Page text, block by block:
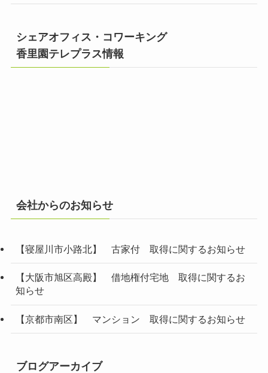
シェアオフィス・コワーキング
香里園テレプラス情報
会社からのお知らせ
【寝屋川市小路北】 古家付 取得に関するお知らせ
【大阪市旭区高殿】 借地権付宅地 取得に関するお
知らせ
【京都市南区】 マンション 取得に関するお知らせ
ブログアーカイブ